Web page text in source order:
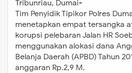
Tribunriau, Dumai-
Tim Penyidik Tipikor Polres
menetapkan empat tersangka
korupsi pelebaran Jalan HR
menggunakan alokasi dana
Belanja Daerah (APBD) Tahun
anggaran Rp.2,9 M.